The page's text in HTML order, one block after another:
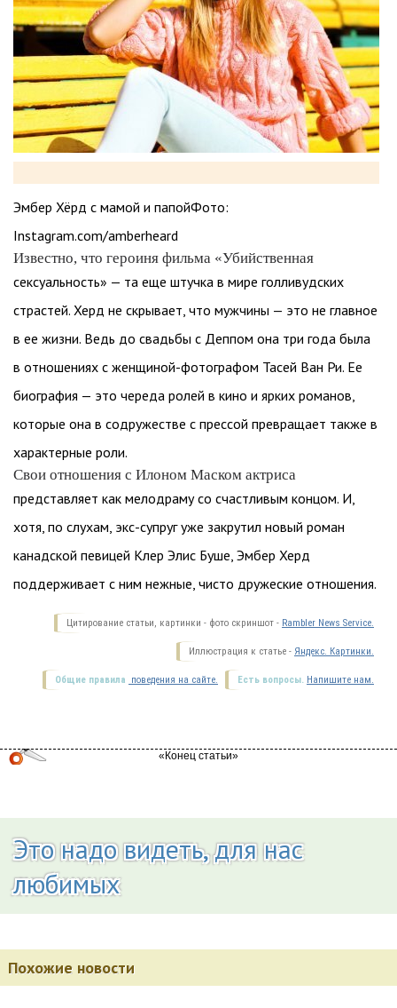
Эмбер Хёрд с мамой и папойФото:
Instagram.com/amberheard
Известно, что героиня фильма «Убийственная
сексуальность» — та еще штучка в мире голливудских
страстей. Херд не скрывает, что мужчины — это не главное
в ее жизни. Ведь до свадьбы с Деппом она три года была
в отношениях с женщиной-фотографом Тасей Ван Ри. Ее
биография — это череда ролей в кино и ярких романов,
которые она в содружестве с прессой превращает также в
характерные роли.
Свои отношения с Илоном Маском актриса
представляет как мелодраму со счастливым концом. И,
хотя, по слухам, экс-супруг уже закрутил новый роман
канадской певицей Клер Элис Буше, Эмбер Херд
поддерживает с ним нежные, чисто дружеские отношения.
Цитирование статьи, картинки - фото скриншот - Rambler News Service.
Иллюстрация к статье - Яндекс. Картинки.
Есть вопросы. Напишите нам.
Общие правила поведения на сайте.
Это надо видеть, для нас
любимых
Похожие новости